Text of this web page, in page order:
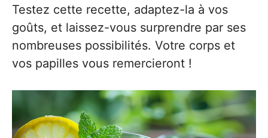
Testez cette recette, adaptez-la à vos
goûts, et laissez-vous surprendre par ses
nombreuses possibilités. Votre corps et
vos papilles vous remercieront !